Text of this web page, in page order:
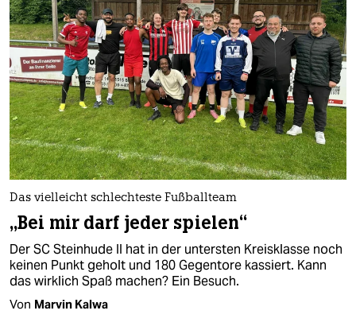
Das vielleicht schlechteste Fußballteam
„Bei mir darf jeder spielen“
Der SC Steinhude II hat in der untersten Kreisklasse noch
keinen Punkt geholt und 180 Gegentore kassiert. Kann
das wirklich Spaß machen? Ein Besuch.
Von Marvin Kalwa